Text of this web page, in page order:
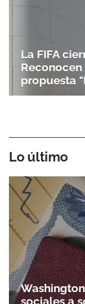
La FIFA
propuesta
Lo último
sociales a